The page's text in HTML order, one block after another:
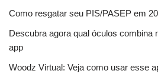
Como resgatar seu PIS/PASEP em
Descubra agora qual óculos
app
Woodz Virtual: Veja como usar esse